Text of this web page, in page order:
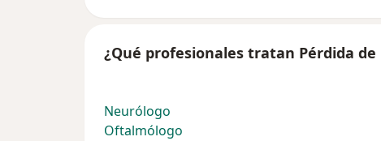
¿Qué profesionales tratan Pérdida de
Neurólogo
Oftalmólogo